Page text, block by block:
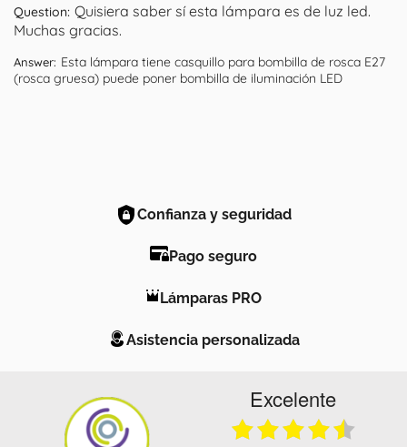
Question: Quisiera saber sí esta lámpara es de luz led.
Muchas gracias.
Answer: Esta lámpara tiene casquillo para bombilla de rosca E27
(rosca gruesa) puede poner bombilla de iluminación LED
Confianza y seguridad
Pago seguro
Lámparas PRO
Asistencia personalizada
Excelente